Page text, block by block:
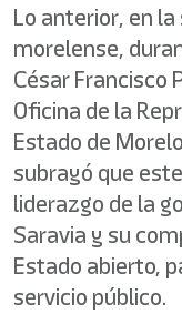
Lo anterior, en
morelense,
César Francisco
Oficina de la
Estado de
subrayó que
liderazgo de la
Saravia y su
Estado abierto,
servicio público.